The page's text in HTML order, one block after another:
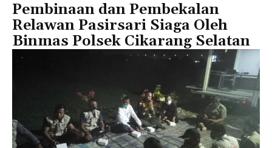
Pembinaan dan Pembekalan
Relawan Pasirsari Siaga Oleh
Binmas Polsek Cikarang Selatan